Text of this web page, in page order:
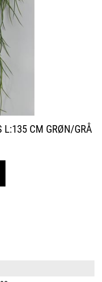
L:135 CM GRØN/GRÅ